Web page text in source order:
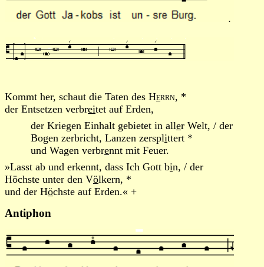
Kommt her, schaut die Taten des Herrn, *
der Entsetzen verbreitet auf Erden,
der Kriegen Einhalt gebietet in aller Welt, / der
Bogen zerbricht, Lanzen zersplittert *
und Wagen verbrennt mit Feuer.
»Lasst ab und erkennt, dass Ich Gott bin, / der
Höchste unter den Völkern, *
und der Höchste auf Erden.« +
Antiphon